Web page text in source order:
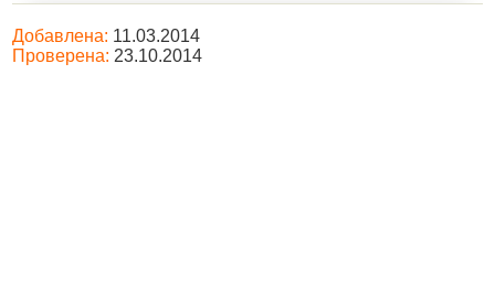
Добавлена: 11.03.2014
Проверена: 23.10.2014